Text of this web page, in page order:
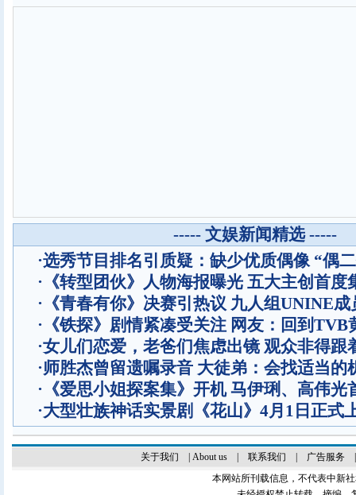
----- 文娱新闻精选 -----
·选秀节目排名引质疑：缺少优质偶像 “偶
· 《转型团伙》人物海报曝光 五大主创首度
· 《青春有你》决赛引热议 九人组UNINE成
· 《铁探》剧情紧凑受关注 网友：回到TVB
·女儿们恋爱，老爸们焦虑出镜 观众非得跟
·师胜杰曾留遗嘱录音 大徒弟：会找适当的
· 《爱思小姐探案集》开机 马伊琍、高伟光
·大型壮族神话实景剧《花山》4月1日正式
关于我们 About us| 联系我们 广告服务
本网站所刊载信息，不代表中新